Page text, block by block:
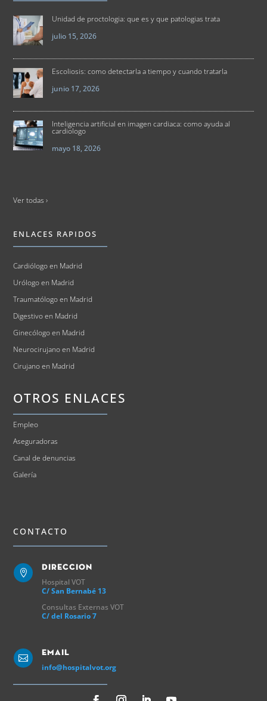
Unidad de proctologia: que es y que patologias trata
julio 15, 2026
Escoliosis: como detectarla a tiempo y cuando tratarla
junio 17, 2026
Inteligencia artificial en imagen cardiaca: como ayuda al
cardiologo
mayo 18, 2026
Ver todas ›
ENLACES RAPIDOS
Cardiólogo en Madrid
Urólogo en Madrid
Traumatólogo en Madrid
Digestivo en Madrid
Ginecólogo en Madrid
Neurocirujano en Madrid
Cirujano en Madrid
OTROS ENLACES
Empleo
Aseguradoras
Canal de denuncias
Galería
CONTACTO

Direccion
Hospital VOT
C/ San Bernabé 13
Consultas Externas VOT
C/ del Rosario 7

Email
info@hospitalvot.org